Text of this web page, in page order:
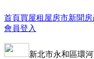
首頁買屋租屋房市新聞
會員登入
新北市永和區環